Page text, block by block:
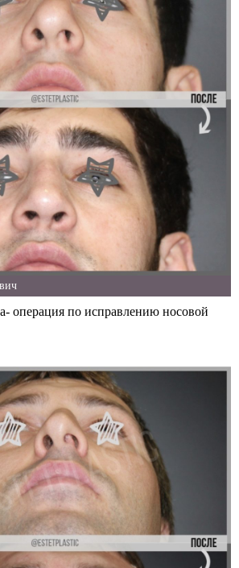
операция по исправлению носовой